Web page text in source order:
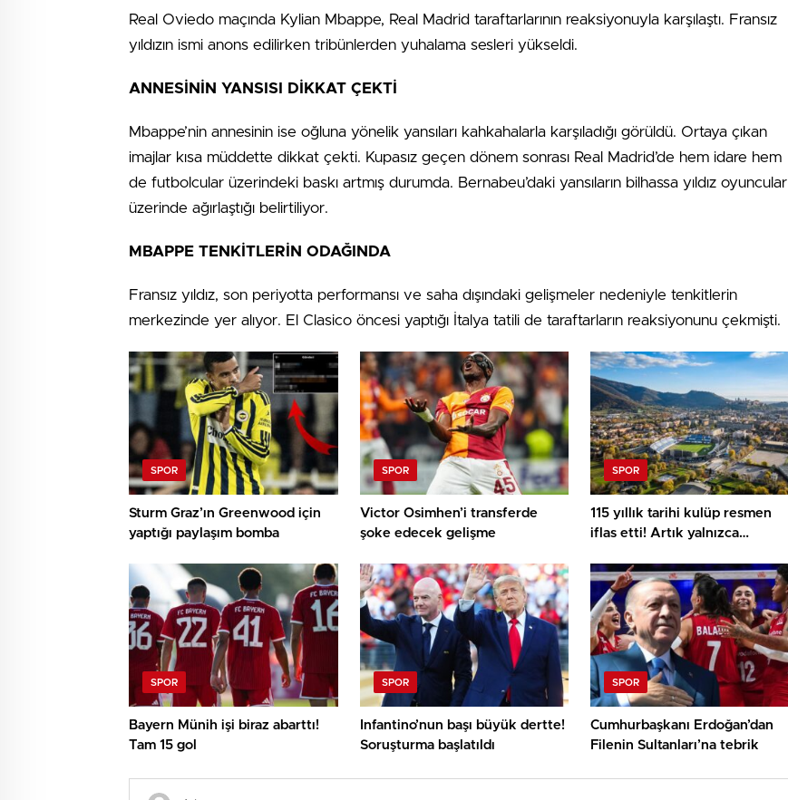
Real Oviedo maçında Kylian Mbappe, Real Madrid taraftarlarının reaksiyonuyla karşılaştı. Fransız
yıldızın ismi anons edilirken tribünlerden yuhalama sesleri yükseldi.
ANNESİNİN YANSISI DİKKAT ÇEKTİ
Mbappe’nin annesinin ise oğluna yönelik yansıları kahkahalarla karşıladığı görüldü. Ortaya çıkan
imajlar kısa müddette dikkat çekti. Kupasız geçen dönem sonrası Real Madrid’de hem idare hem
de futbolcular üzerindeki baskı artmış durumda. Bernabeu’daki yansıların bilhassa yıldız oyuncular
üzerinde ağırlaştığı belirtiliyor.
MBAPPE TENKİTLERİN ODAĞINDA
Fransız yıldız, son periyotta performansı ve saha dışındaki gelişmeler nedeniyle tenkitlerin
merkezinde yer alıyor. El Clasico öncesi yaptığı İtalya tatili de taraftarların reaksiyonunu çekmişti.
SPOR
Sturm Graz’ın Greenwood için
yaptığı paylaşım bomba
SPOR
Victor Osimhen’i transferde
şoke edecek gelişme
SPOR
115 yıllık tarihi kulüp resmen
iflas etti! Artık yalnızca
SPOR
Bayern Münih işi biraz abarttı!
Tam 15 gol
SPOR
Infantino’nun başı büyük dertte!
Soruşturma başlatıldı
SPOR
Cumhurbaşkanı Erdoğan’dan
Filenin Sultanları’na tebrik